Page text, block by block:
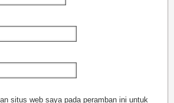
situs web saya pada peramban ini untuk